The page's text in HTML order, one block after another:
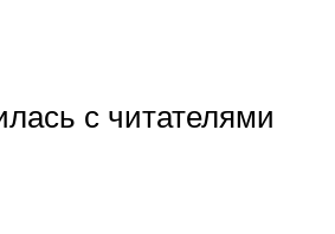
с читателями